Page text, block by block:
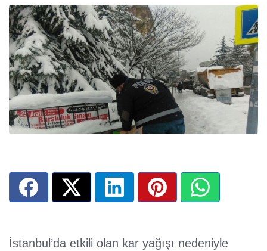
İstanbul’da etkili olan kar yağışı nedeniyle